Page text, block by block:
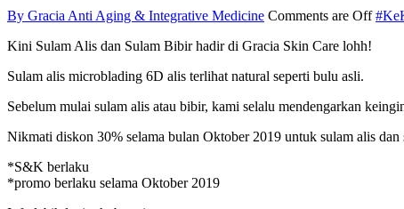
By Gracia Anti Aging & Integrative Medicine Comments are Off
Kini Sulam Alis dan Sulam Bibir hadir di Gracia Skin Care lohh!
Sulam alis microblading 6D alis terlihat natural seperti bulu asli.
Sebelum mulai sulam alis atau bibir, kami selalu mendengarkan
Nikmati diskon 30% selama bulan Oktober 2019 untuk sulam alis
*S&K berlaku
*promo berlaku selama Oktober 2019